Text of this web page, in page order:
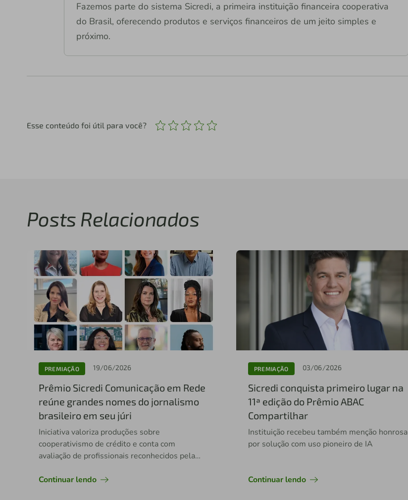
Fazemos parte do sistema Sicredi, a primeira instituição financeira cooperativa
do Brasil, oferecendo produtos e serviços financeiros de um jeito simples e
próximo.
Esse conteúdo foi útil para você?
Posts Relacionados
PREMIAÇÃO 19/06/2026
Prêmio Sicredi Comunicação em Rede
reúne grandes nomes do jornalismo
brasileiro em seu júri
Iniciativa valoriza produções sobre
cooperativismo de crédito e conta com
avaliação de profissionais reconhecidos pela
Continuar lendo
PREMIAÇÃO 03/06/2026
Sicredi conquista primeiro lugar na
11ª edição do Prêmio ABAC
Compartilhar
Instituição recebeu também menção honrosa
por solução com uso pioneiro de IA
Continuar lendo